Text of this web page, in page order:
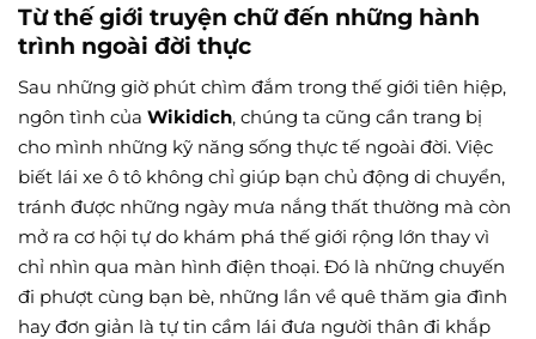
Từ thế giới truyện chữ đến những hành
trình ngoài đời thực
Sau những giờ phút chìm đắm trong thế giới tiên hiệp,
ngôn tình của Wikidich, chúng ta cũng cần trang bị
cho mình những kỹ năng sống thực tế ngoài đời. Việc
biết lái xe ô tô không chỉ giúp bạn chủ động di chuyển,
tránh được những ngày mưa nắng thất thường mà còn
mở ra cơ hội tự do khám phá thế giới rộng lớn thay vì
chỉ nhìn qua màn hình điện thoại. Đó là những chuyến
đi phượt cùng bạn bè, những lần về quê thăm gia đình
hay đơn giản là tự tin cầm lái đưa người thân đi khắp